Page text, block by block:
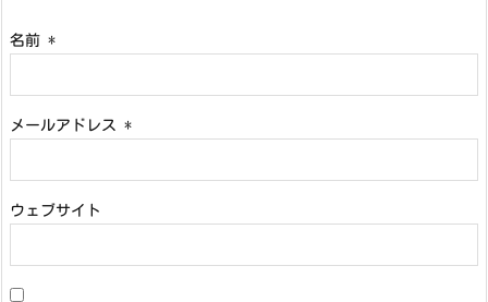
名前 *
メールアドレス *
ウェブサイト